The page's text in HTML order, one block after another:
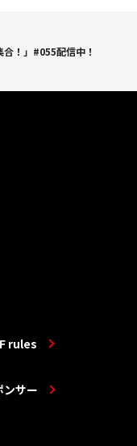
！」#055配信中！
rules
ンサー